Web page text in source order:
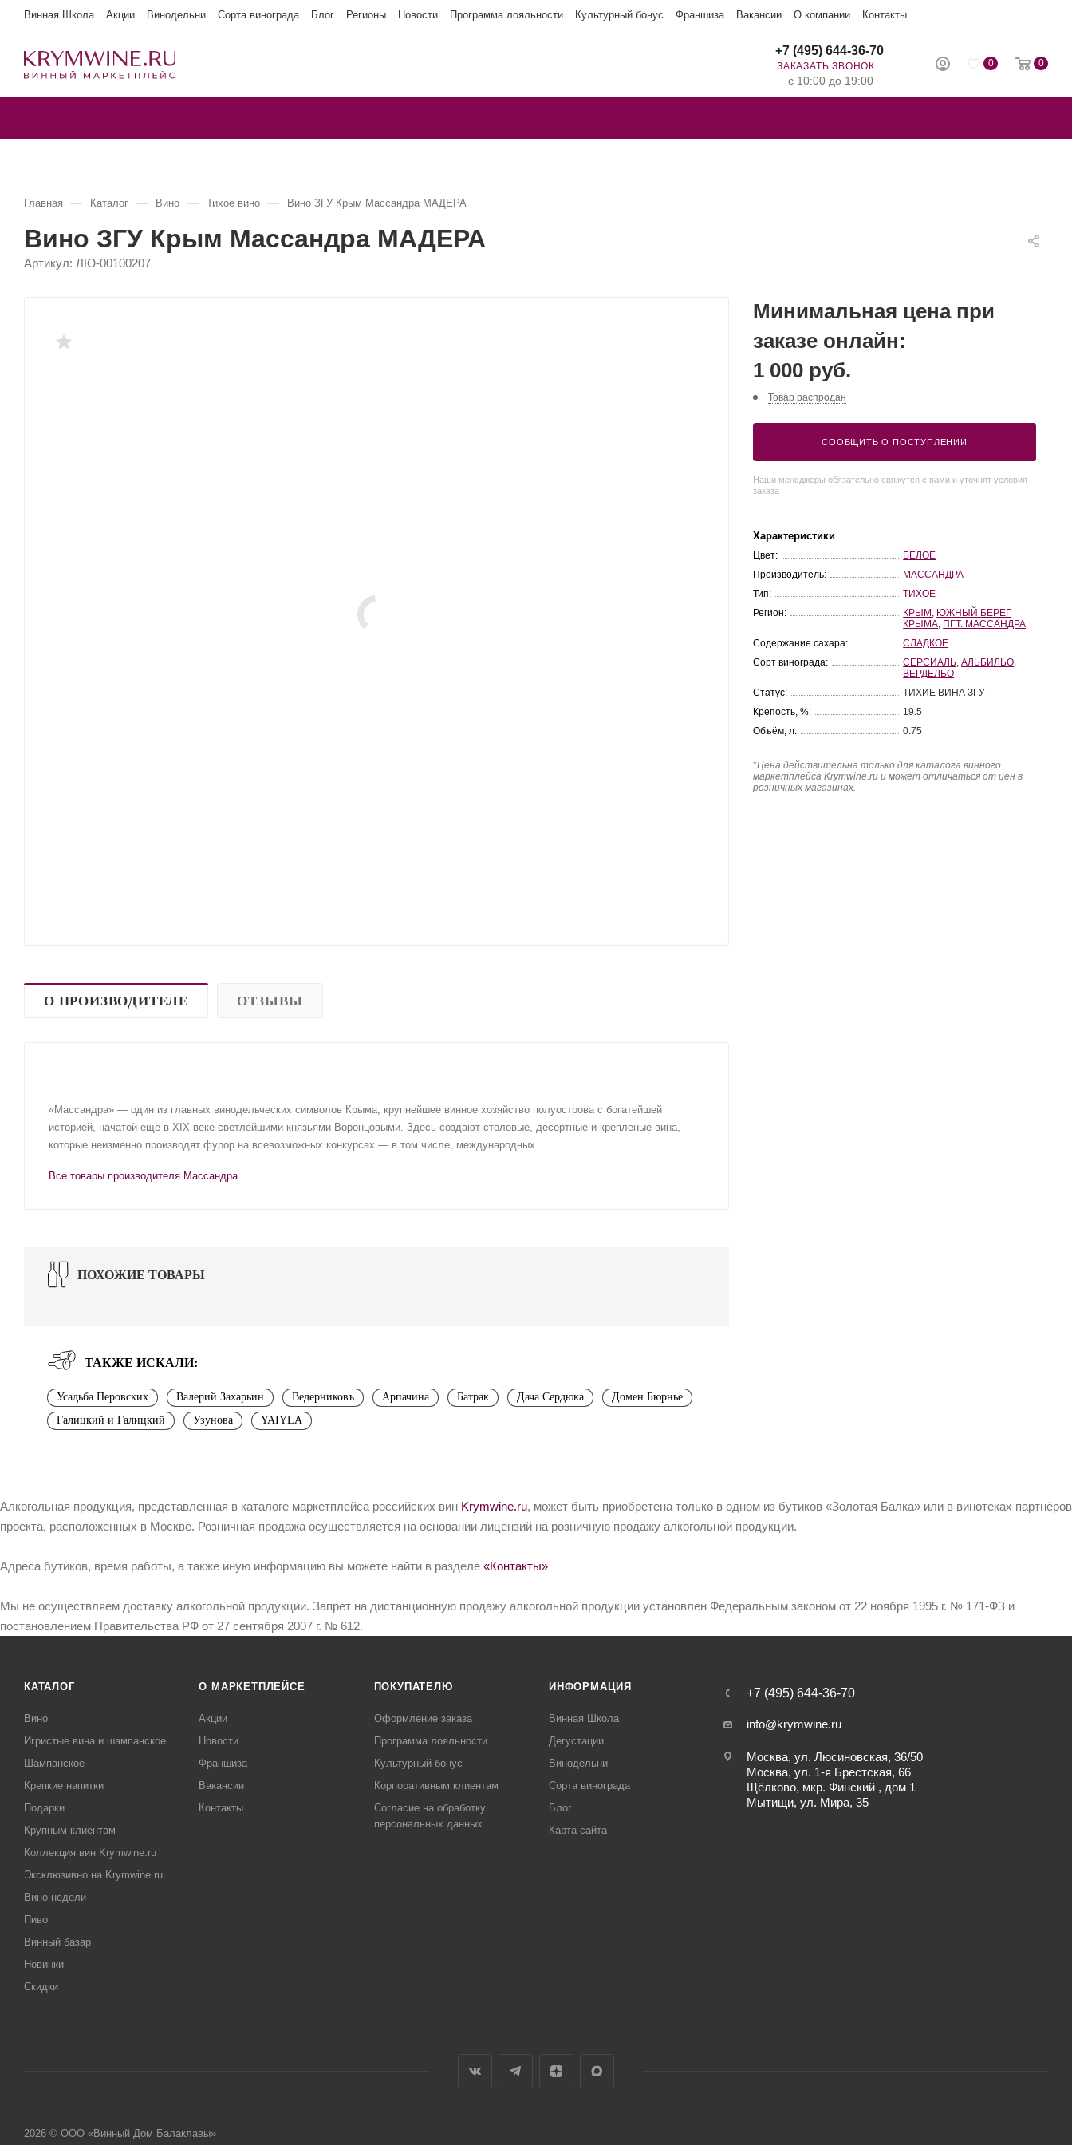
Винная Школа Акции Винодельни Сорта винограда Блог Регионы Новости Программа лояльности Культурный бонус Франшиза Вакансии О компании Контакты
0 0
+7 (495) 644-36-70
ЗАКАЗАТЬ ЗВОНОК
с 10:00 до 19:00
Главная — Каталог — Вино — Тихое вино — Вино ЗГУ Крым Массандра МАДЕРА
Вино ЗГУ Крым Массандра МАДЕРА
Артикул: ЛЮ-00100207
О ПРОИЗВОДИТЕЛЕ ОТЗЫВЫ
«Массандра» — один из главных винодельческих символов Крыма, крупнейшее винное хозяйство полуострова с богатейшей
историей, начатой ещё в XIX веке светлейшими князьями Воронцовыми. Здесь создают столовые, десертные и крепленые вина,
которые неизменно производят фурор на всевозможных конкурсах — в том числе, международных.
Все товары производителя Массандра
ПОХОЖИЕ ТОВАРЫ
ТАКЖЕ ИСКАЛИ:
Усадьба Перовских Валерий Захарьин Ведерниковъ Арпачина Батрак Дача Сердюка
Домен Бюрнье
Галицкий и Галицкий
Узунова YAIYLA
Минимальная цена при
заказе онлайн:
1 000 руб.
Товар распродан
СООБЩИТЬ О ПОСТУПЛЕНИИ
Наши менеджеры обязательно свяжутся с вами и уточнят условия
заказа
Характеристики
Цвет:
БЕЛОЕ
Производитель:
МАССАНДРА
Тип:
ТИХОЕ
Регион:
КРЫМ ЮЖНЫЙ БЕРЕГ
КРЫМА ПГТ. МАССАНДРА
Содержание сахара:
СЛАДКОЕ
Сорт винограда:
СЕРСИАЛЬ ,АЛЬБИЛЬО
ВЕРДЕЛЬО
Статус:
ТИХИЕ ВИНА ЗГУ
Крепость, %:
19.5
Объём, л:
0.75
*Цена действительна только для каталога винного
маркетплейса Krymwine.ru и может отличаться от цен в
розничных магазинах.
Алкогольная продукция, представленная в каталоге маркетплейса российских вин Krymwine.ru, может быть приобретена только в одном из бутиков «Золотая Балка» или в винотеках партнёров
проекта, расположенных в Москве. Розничная продажа осуществляется на основании лицензий на розничную продажу алкогольной продукции.
Адреса бутиков, время работы, а также иную информацию вы можете найти в разделе «Контакты»
Мы не осуществляем доставку алкогольной продукции. Запрет на дистанционную продажу алкогольной продукции установлен Федеральным законом от 22 ноября 1995 г. № 171-ФЗ и
постановлением Правительства РФ от 27 сентября 2007 г. № 612.
КАТАЛОГ
Вино
Игристые вина и шампанское
Шампанское
Крепкие напитки
Подарки
Крупным клиентам
Коллекция вин Krymwine.ru
Эксклюзивно на Krymwine.ru
Вино недели
Пиво
Винный базар
Новинки
Скидки
О МАРКЕТПЛЕЙСЕ
Акции
Новости
Франшиза
Вакансии
Контакты
ПОКУПАТЕЛЮ
Оформление заказа
Программа лояльности
Культурный бонус
Корпоративным клиентам
Согласие на обработку
персональных данных
ИНФОРМАЦИЯ
Винная Школа
Дегустации
Винодельни
Сорта винограда
Блог
Карта сайта
+7 (495) 644-36-70
info@krymwine.ru
Москва, ул. Люсиновская, 36/50
Москва, ул. 1-я Брестская, 66
Щёлково, мкр. Финский , дом 1
Мытищи, ул. Мира, 35
2026 © ООО «Винный Дом Балаклавы»